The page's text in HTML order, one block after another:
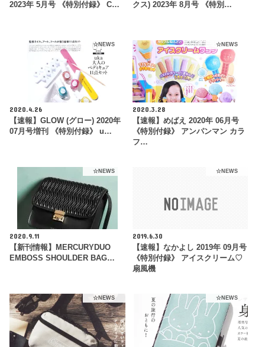
2023年 5月号 《特別付録》 C…
クス) 2023年 8月号 《特別…
☆NEWS
2020.4.26
【速報】GLOW (グロー) 2020年
07月号増刊 《特別付録》 u…
☆NEWS
2020.3.28
【速報】めばえ 2020年 06月号
《特別付録》 アンパンマン カラ
フ…
☆NEWS
2020.9.11
【新刊情報】MERCURYDUO
EMBOSS SHOULDER BAG…
☆NEWS
2019.6.30
【速報】なかよし 2019年 09月号
《特別付録》 アイスクリーム♡
扇風機
☆NEWS ☆NEWS